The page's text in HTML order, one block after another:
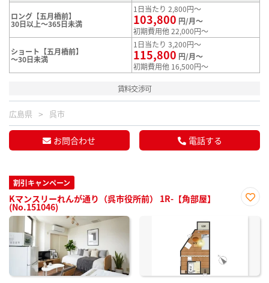
ロング【五月橋前】
30日以上～365日未満
1日当たり 2,800円～
103,800 円/月～
初期費用他 22,000円～
ショート【五月橋前】
～30日未満
1日当たり 3,200円～
115,800 円/月～
初期費用他 16,500円～
賃料交渉可
広島県 呉市
お問合わせ 電話する
割引キャンペーン
Kマンスリーれんが通り（呉市役所前） 1R-【角部屋】
(No.151046)
に入